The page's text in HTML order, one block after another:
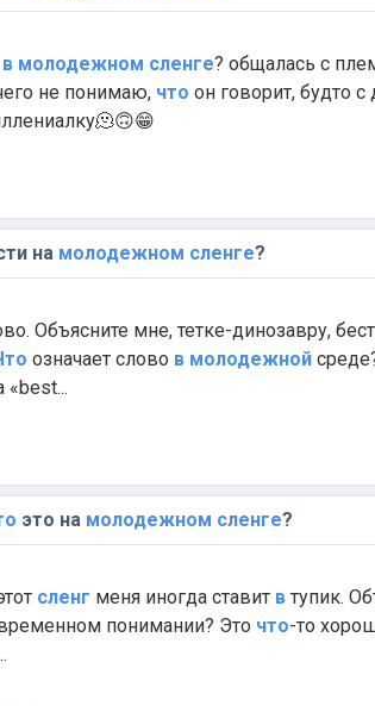
в молодежном сленге? общалась с
не понимаю, что он говорит, будто
на молодежном сленге?
Объясните мне, тетке-динозавру,
означает слово в молодежной
«best...
это на молодежном сленге?
сленг меня иногда ставит в тупик.
понимании? Это что-то